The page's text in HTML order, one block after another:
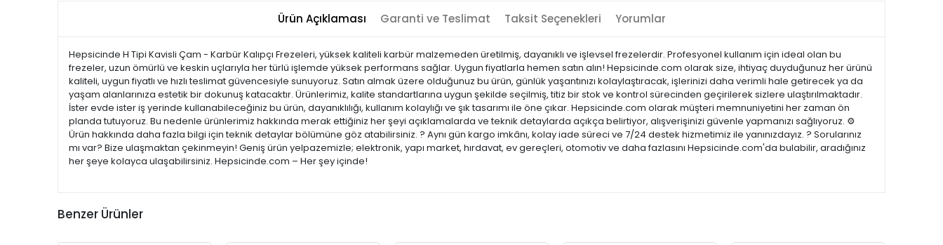
Ürün Açıklaması Garanti ve Teslimat Taksit Seçenekleri Yorumlar
Hepsicinde H Tipi Kavisli Çam - Karbür Kalıpçı Frezeleri, yüksek kaliteli karbür malzemeden üretilmiş, dayanıklı ve işlevsel frezelerdir. Profesyonel kullanım için ideal olan bu
frezeler, uzun ömürlü ve keskin uçlarıyla her türlü işlemde yüksek performans sağlar. Uygun fiyatlarla hemen satın alın! Hepsicinde.com olarak size, ihtiyaç duyduğunuz her ürünü
kaliteli, uygun fiyatlı ve hızlı teslimat güvencesiyle sunuyoruz. Satın almak üzere olduğunuz bu ürün, günlük yaşantınızı kolaylaştıracak, işlerinizi daha verimli hale getirecek ya da
yaşam alanlarınıza estetik bir dokunuş katacaktır. Ürünlerimiz, kalite standartlarına uygun şekilde seçilmiş, titiz bir stok ve kontrol sürecinden geçirilerek sizlere ulaştırılmaktadır.
İster evde ister iş yerinde kullanabileceğiniz bu ürün, dayanıklılığı, kullanım kolaylığı ve şık tasarımı ile öne çıkar. Hepsicinde.com olarak müşteri memnuniyetini her zaman ön
planda tutuyoruz. Bu nedenle ürünlerimiz hakkında merak ettiğiniz her şeyi açıklamalarda ve teknik detaylarda açıkça belirtiyor, alışverişinizi güvenle yapmanızı sağlıyoruz. ⚙️
Ürün hakkında daha fazla bilgi için teknik detaylar bölümüne göz atabilirsiniz. ? Aynı gün kargo imkânı, kolay iade süreci ve 7/24 destek hizmetimiz ile yanınızdayız. ? Sorularınız
mı var? Bize ulaşmaktan çekinmeyin! Geniş ürün yelpazemizle; elektronik, yapı market, hırdavat, ev gereçleri, otomotiv ve daha fazlasını Hepsicinde.com'da bulabilir, aradığınız
her şeye kolayca ulaşabilirsiniz. Hepsicinde.com – Her şey içinde!
Benzer Ürünler